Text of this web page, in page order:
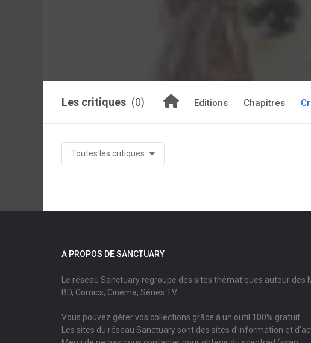
Les critiques (0) Editions Chapitres
Toutes les critiques
A PROPOS DE SANCTUARY
Le réseau Sanctuary regroupe des sites thématiques autour des
BD, Comics, Cinéma, Séries TV.
Vous pouvez gérer vos collections grâce à un outil 100% gratuit.
Les sites du réseau Sanctuary sont des sites d'information et